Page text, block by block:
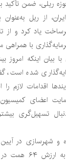
در حوزه ریلی، ضمن
از ریل
یاد کرد و از
با
شده است،
اقدامات لازم
اعضای
تسهیل‌گری
و شهرسازی در
نهایی